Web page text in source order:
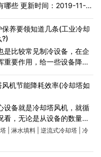
哪些 更新时间：2019-11-
热量的冷却水在塔体与气体
养要领知道几条(工业冷却
?)
是比较常见制冷设备，在企
重要作用，给一些设备降温
空气接触热交换，蒸发散
度就降低，进
机节能降耗效率(冷却塔如
设备就是冷却塔风机，就循
看，无论是从设备的数量、
量等哪个方面来讲，冷却塔
。采样管缆风机台数占车
，
| 淋水填料| 逆流式冷却塔| 冷